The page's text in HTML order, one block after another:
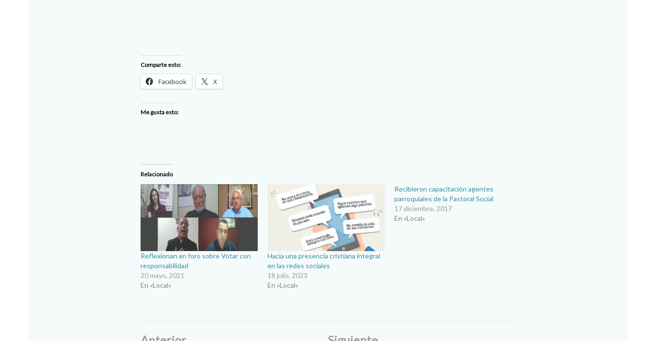
Comparte esto:
Facebook X
Me gusta esto:
Relacionado
Reflexionan en foro sobre Votar con
responsabilidad
20 mayo, 2021
En «Local»
Hacia una presencia cristiana integral
en las redes sociales
18 julio, 2023
En «Local»
Recibieron capacitación agentes
parroquiales de la Pastoral Social
17 diciembre, 2017
En «Local»